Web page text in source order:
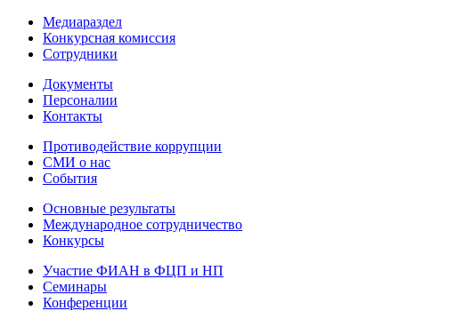
Медиараздел
Конкурсная комиссия
Сотрудники
Документы
Персоналии
Контакты
Противодействие коррупции
СМИ о нас
События
Основные результаты
Международное сотрудничество
Конкурсы
Участие ФИАН в ФЦП и НП
Семинары
Конференции